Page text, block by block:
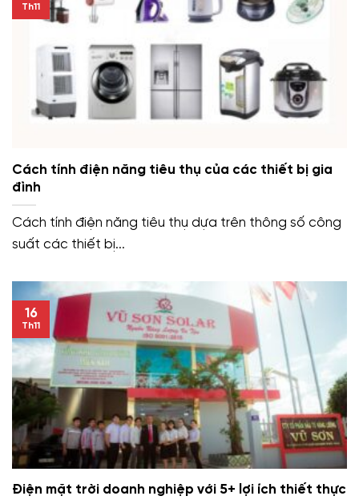
Cách tính điện năng tiêu thụ của các thiết bị gia
đình
Cách tính điện năng tiêu thụ dựa trên thông số công
suất các thiết bị...
Th11
Điện mặt trời doanh nghiệp với 5+ lợi ích thiết thực
16
Th11